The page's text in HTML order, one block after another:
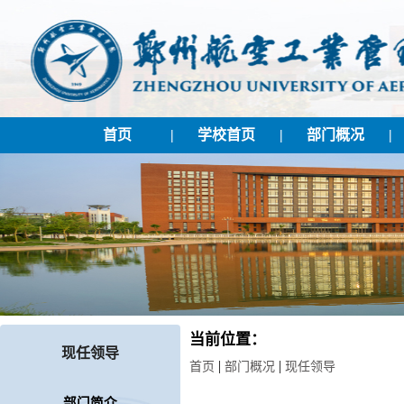
首页 | 学校首页 | 部门概况 |
现任领导
当前位置：
首页 | 部门概况 | 现任领导